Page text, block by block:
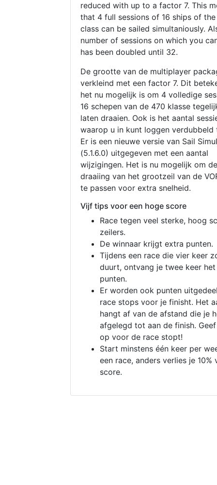
reduced with up to a factor 7. This
that 4 full sessions of 16 ships of
class can be sailed simultaniously.
number of sessions on which you
has been doubled until 32.
De grootte van de multiplayer
verkleind met een factor 7. Dit
het nu mogelijk is om 4 volledige
16 schepen van de 470 klasse
laten draaien. Ook is het aantal
waarop u in kunt loggen verdubbeld
Er is een nieuwe versie van Sail
(5.1.6.0) uitgegeven met een aantal
wijzigingen. Het is nu mogelijk om de
draaiing van het grootzeil van de
te passen voor extra snelheid.
Vijf tips voor een hoge score
Race tegen veel sterke, hoog
zeilers.
De winnaar krijgt extra punten.
Tijdens een race die vier keer
duurt, ontvang je twee keer
punten.
Er worden ook punten
race stops voor je finisht. Het
hangt af van de afstand die je
afgelegd tot aan de finish.
op voor de race stopt!
Start minstens één keer per
een race, anders verlies je 10%
score.